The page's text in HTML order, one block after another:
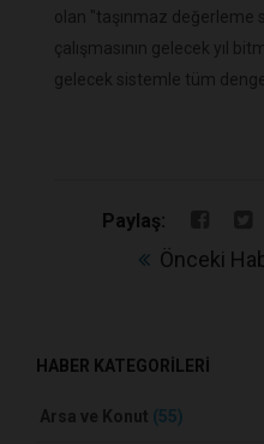
olan "taşınmaz değerleme
çalışmasının gelecek yıl
gelecek sistemle tüm
Paylaş:
Önceki
HABER KATEGORİLERİ
Arsa ve Konut (55)